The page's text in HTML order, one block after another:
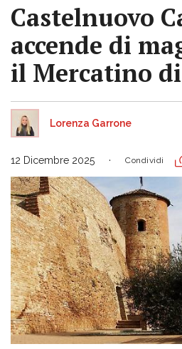
Castelnuovo
accende di
il Mercatino
Lorenza Garrone
12 Dicembre 2025 Condividi